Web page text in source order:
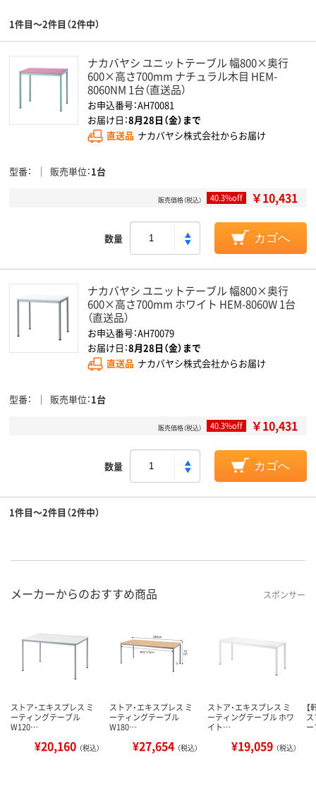
1件目～2件目（2件中）
ナカバヤシ ユニットテーブル 幅800×奥行
600×高さ700mm ナチュラル木目 HEM-
8060NM 1台（直送品）
お申込番号：AH70081
お届け日：8月28日（金）まで
直送品 ナカバヤシ株式会社からお届け
型番 販売単位 1台
販売価格（税込） 40.3%off ￥10,431
数量 カゴへ
ナカバヤシ ユニットテーブル 幅800×奥行
600×高さ700mm ホワイト HEM-8060W 1台
（直送品）
お申込番号：AH70079
お届け日：8月28日（金）まで
直送品 ナカバヤシ株式会社からお届け
型番 販売単位 1台
販売価格（税込） 40.3%off ￥10,431
数量 カゴへ
1件目～2件目（2件中）
メーカーからのおすすめ商品 スポンサー
ストア・エキスプレス ミ
ーティングテーブル
W120…
¥20,160 （税込）
ストア・エキスプレス ミ
ーティングテーブル
W180…
¥27,654 （税込）
ストア・エキスプレス ミ
ーティングテーブル ホワ
イト…
¥19,059 （税込）